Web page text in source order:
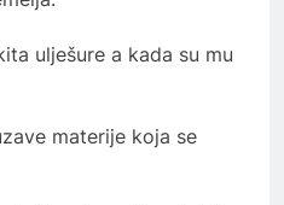
ulješure a kada su mu
materije koja se